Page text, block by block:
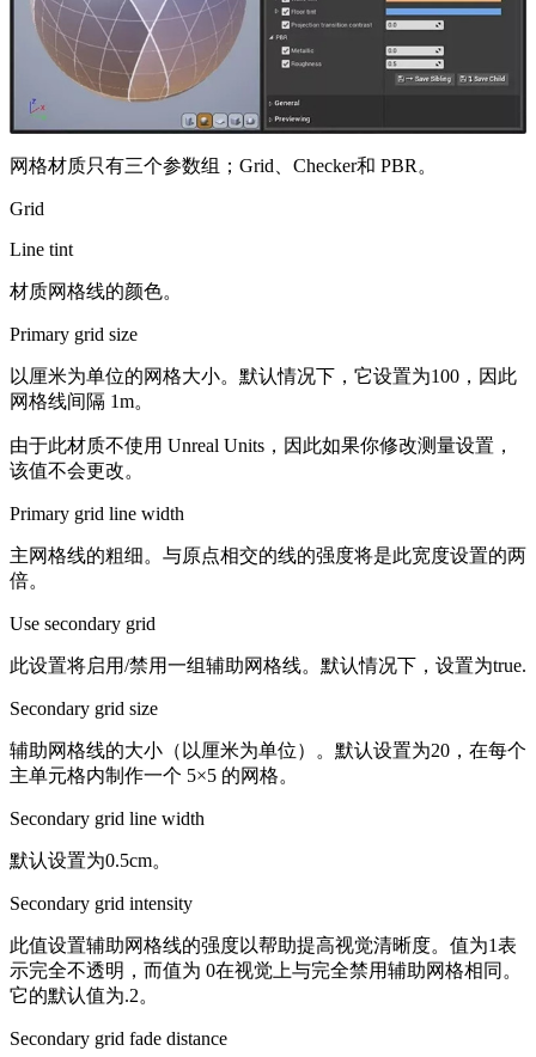
网格材质只有三个参数组；Grid、Checker和 PBR。
Grid
Line tint
材质网格线的颜色。
Primary grid size
以厘米为单位的网格大小。默认情况下，它设置为100，因此
网格线间隔 1m。
由于此材质不使用 Unreal Units，因此如果你修改测量设置，
该值不会更改。
Primary grid line width
主网格线的粗细。与原点相交的线的强度将是此宽度设置的两
倍。
Use secondary grid
此设置将启用/禁用一组辅助网格线。默认情况下，设置为true.
Secondary grid size
辅助网格线的大小（以厘米为单位）。默认设置为20，在每个
主单元格内制作一个 5×5 的网格。
Secondary grid line width
默认设置为0.5cm。
Secondary grid intensity
此值设置辅助网格线的强度以帮助提高视觉清晰度。值为1表
示完全不透明，而值为 0在视觉上与完全禁用辅助网格相同。
它的默认值为.2。
Secondary grid fade distance